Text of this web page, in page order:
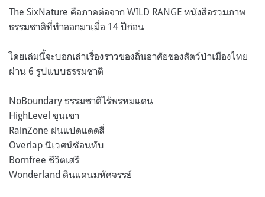
The SixNature คือภาคต่อจาก WILD RANGE หนังสือรวมภาพ
ธรรมชาติที่ทำออกมาเมื่อ 14 ปีก่อน
โดยเล่มนี้จะบอกเล่าเรื่องราวของถิ่นอาศัยของสัตว์ป่าเมืองไทย
ผ่าน 6 รูปแบบธรรมชาติ
NoBoundary ธรรมชาติไร้พรหมแดน
HighLevel ขุนเขา
RainZone ฝนแปดแดดสี่
Overlap นิเวศน์ซ้อนทับ
Bornfree ชีวิตเสรี
Wonderland ดินแดนมหัศจรรย์